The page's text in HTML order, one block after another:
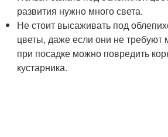
развития нужно много света.
Не стоит высаживать под
цветы, даже если они не требуют
при посадке можно повредить
кустарника.